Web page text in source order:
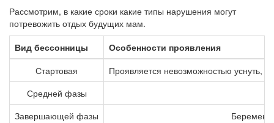
Рассмотрим, в какие сроки какие типы нарушения могут
потревожить отдых будущих мам.
Вид бессонницы
Особенности проявления
Стартовая
Проявляется невозможностью уснуть,
Средней фазы
Завершающей фазы